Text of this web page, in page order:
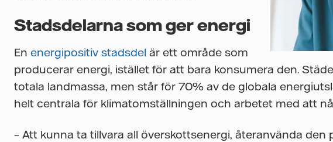
Stadsdelarna som ger energi
En energipositiv stadsdel är ett område som
producerar energi, istället för att bara konsumera den.
totala landmassa, men står för 70% av de globala
helt centrala för klimatomställningen och arbetet med att
– Att kunna ta tillvara all överskottsenergi, återanvända